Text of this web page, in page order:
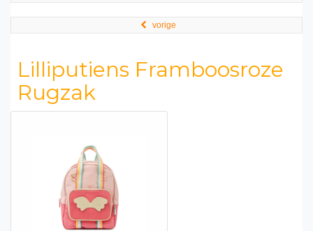
vorige
Lilliputiens Framboosroze
Rugzak